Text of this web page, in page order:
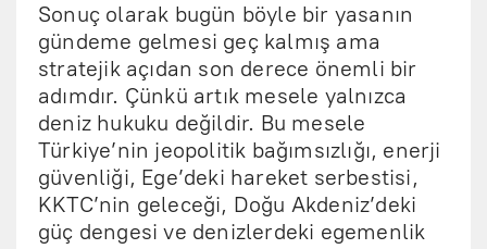
Sonuç olarak bugün böyle bir yasanın
gündeme gelmesi geç kalmış ama
stratejik açıdan son derece önemli bir
adımdır. Çünkü artık mesele yalnızca
deniz hukuku değildir. Bu mesele
Türkiye’nin jeopolitik bağımsızlığı, enerji
güvenliği, Ege’deki hareket serbestisi,
KKTC’nin geleceği, Doğu Akdeniz’deki
güç dengesi ve denizlerdeki egemenlik